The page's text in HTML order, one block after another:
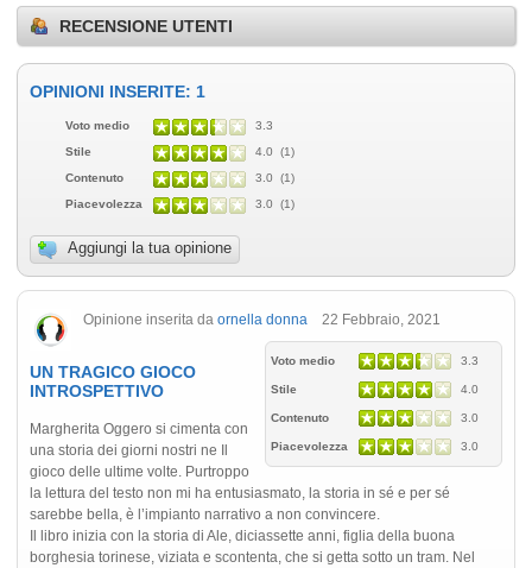
RECENSIONE UTENTI
OPINIONI INSERITE: 1
Voto medio
3.3
Stile
4.0 (1)
Contenuto
3.0 (1)
Piacevolezza
3.0 (1)
Aggiungi la tua opinione
Opinione inserita da ornella donna 22 Febbraio, 2021
Voto medio 3.3
Stile 4.0
Contenuto 3.0
Piacevolezza 3.0
UN TRAGICO GIOCO
INTROSPETTIVO
Margherita Oggero si cimenta con
una storia dei giorni nostri ne Il
gioco delle ultime volte. Purtroppo
la lettura del testo non mi ha entusiasmato, la storia in sé e per sé
sarebbe bella, è l’impianto narrativo a non convincere.
Il libro inizia con la storia di Ale, diciassette anni, figlia della buona
borghesia torinese, viziata e scontenta, che si getta sotto un tram. Nel